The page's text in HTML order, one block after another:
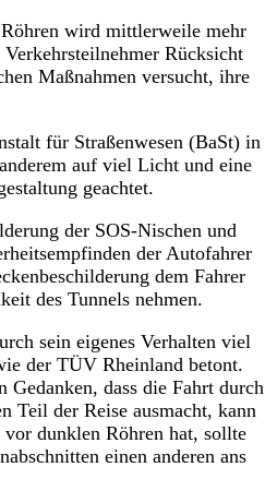
wird mittlerweile mehr
Rücksicht
Maßnahmen versucht, ihre
für Straßenwesen (BaSt) in
auf viel Licht und eine
geachtet.
der SOS-Nischen und
der Autofahrer
dem Fahrer
des Tunnels nehmen.
sein eigenes Verhalten viel
der TÜV Rheinland betont.
dass die Fahrt durch
Teil der Reise ausmacht, kann
dunklen Röhren hat, sollte
einen anderen ans